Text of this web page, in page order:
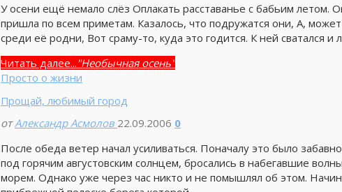
У осени ещё немало слёз Оплакать расставанье с бабьим летом.
пришла по всем приметам. Казалось, что подружатся они, А,
среди её родни, Вот сраму-то, куда это годится. К ней сватался
Читать далее... "Необычная осень"
Просто о жизни
Прощай, любимый город
от Александр Асмолов 22.09.2006 0
После обеда ветер начал усиливаться. Поначалу это было
под горячим августовским солнцем, бросались в набегавшие
морем. Однако уже через час никто и не помышлял об этом.